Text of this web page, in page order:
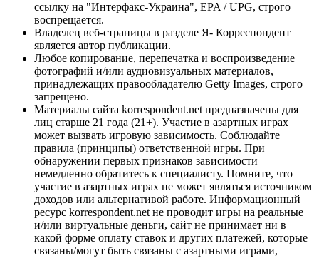
ссылку на "Интерфакс-Украина", EPA / UPG, строго
воспрещается.
Владелец веб-страницы в разделе Я- Корреспондент
является автор публикации.
Любое копирование, перепечатка и воспроизведение
фотографий и/или аудиовизуальных материалов,
принадлежащих правообладателю Getty Images, строго
запрещено.
Материалы сайта korrespondent.net предназначены для
лиц старше 21 года (21+). Участие в азартных играх
может вызвать игровую зависимость. Соблюдайте
правила (принципы) ответственной игры. При
обнаружении первых признаков зависимости
немедленно обратитесь к специалисту. Помните, что
участие в азартных играх не может являться источником
доходов или альтернативой работе. Информационный
ресурс korrespondent.net не проводит игры на реальные
и/или виртуальные деньги, сайт не принимает ни в
какой форме оплату ставок и других платежей, которые
связаны/могут быть связаны с азартными играми,